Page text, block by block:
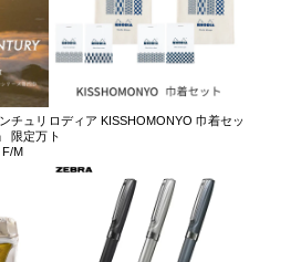
チュリ
限定万
F/M
ロディア KISSHOMONYO 巾着セッ
ト